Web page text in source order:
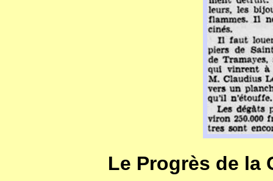
Le Progrès de la